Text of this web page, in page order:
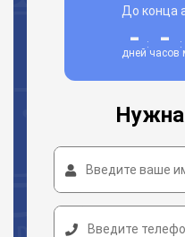
До конца
-
дней
: -
часов
: